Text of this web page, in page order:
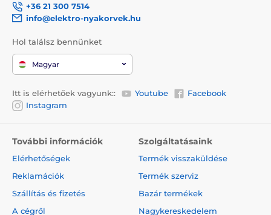
+36 21 300 7514
info@elektro-nyakorvek.hu
Hol találsz bennünket
Magyar
Itt is elérhetőek vagyunk:: Youtube
Facebook
Instagram
További információk
Elérhetőségek
Reklamációk
Szállítás és fizetés
A cégről
Szolgáltatásaink
Termék visszaküldése
Termék szerviz
Bazár termékek
Nagykereskedelem